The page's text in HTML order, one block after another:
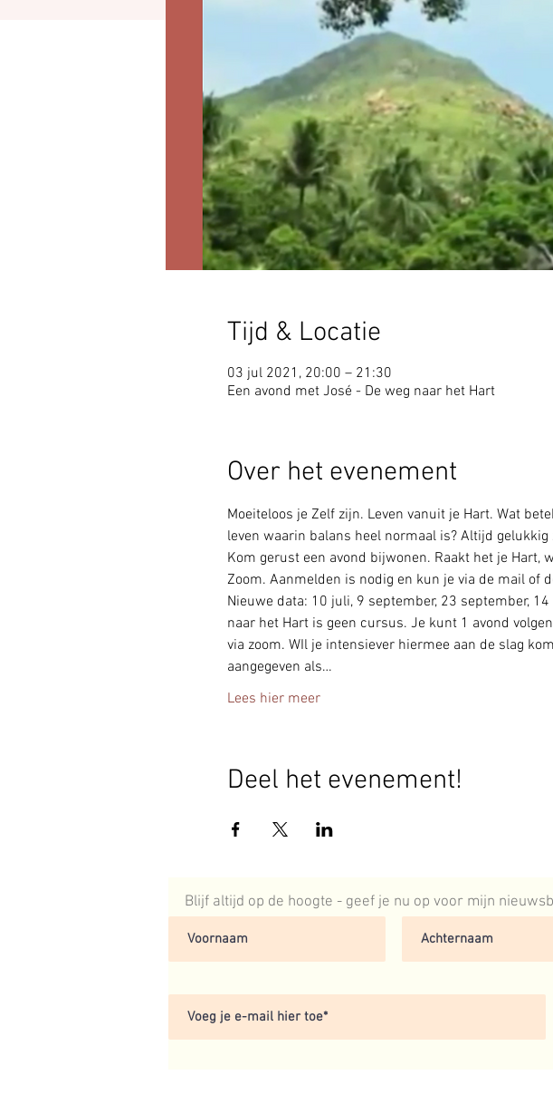
Tijd & Locatie
03 jul 2021, 20:00 – 21:30
Een avond met José - De weg naar het Hart
Over het evenement
Moeiteloos je Zelf zijn. Leven vanuit je Hart. Wat
leven waarin balans heel normaal is? Altijd
Kom gerust een avond bijwonen. Raakt het je Hart,
Zoom. Aanmelden is nodig en kun je via de mail of
Nieuwe data: 10 juli, 9 september, 23 september,
naar het Hart is geen cursus. Je kunt 1 avond
via zoom. WIl je intensiever hiermee aan de slag
aangegeven als…
Lees hier meer
Deel het evenement!
Blijf altijd op de hoogte - geef je nu op voor mijn